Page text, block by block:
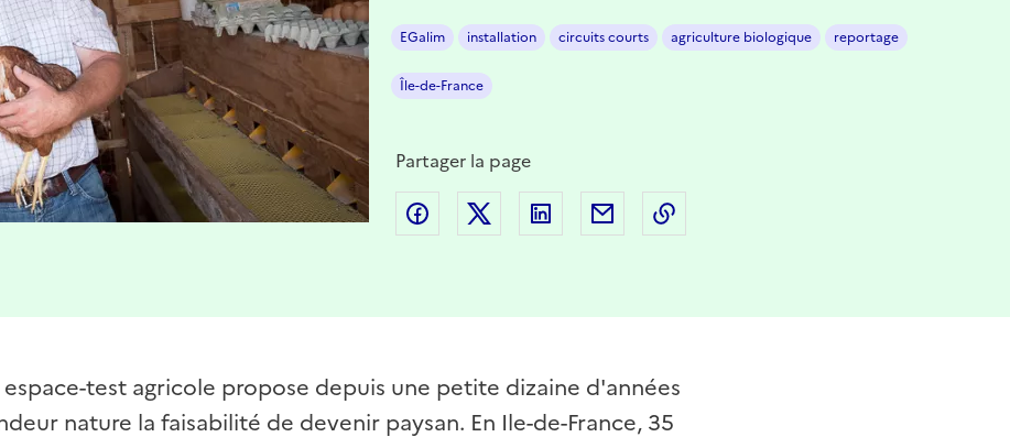
EGalim installation circuits courts agriculture biologique reportage
Île-de-France
Partager la page
Partager sur Facebook
Partager sur Twitter
Partager sur LinkedIn
Partager par email
test agricole propose depuis une petite dizaine d'années
nature la faisabilité de devenir paysan. En Ile-de-France, 35